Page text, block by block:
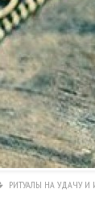
РИТУАЛЫ НА УДАЧУ И